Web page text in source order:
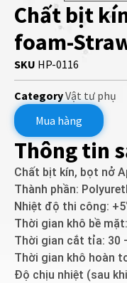
Chất bịt
foam-
SKU HP-0116
CategoryVật tư phụ
Mua hàng
Thông tin
Chất bịt kín, bọt nở
Thành phần:
Nhiệt độ thi công:
Thời gian khô bề
Thời gian cắt tỉa: 30
Thời gian khô hoàn
Độ chịu nhiệt (sau